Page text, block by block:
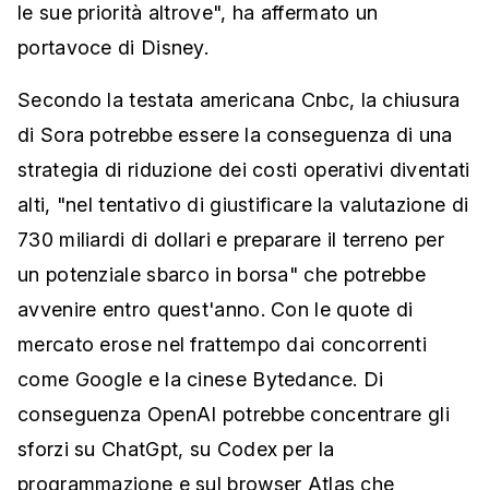
le sue priorità altrove", ha affermato un
portavoce di Disney.
Secondo la testata americana Cnbc, la chiusura
di Sora potrebbe essere la conseguenza di una
strategia di riduzione dei costi operativi diventati
alti, "nel tentativo di giustificare la valutazione di
730 miliardi di dollari e preparare il terreno per
un potenziale sbarco in borsa" che potrebbe
avvenire entro quest'anno. Con le quote di
mercato erose nel frattempo dai concorrenti
come Google e la cinese Bytedance. Di
conseguenza OpenAI potrebbe concentrare gli
sforzi su ChatGpt, su Codex per la
programmazione e sul browser Atlas che